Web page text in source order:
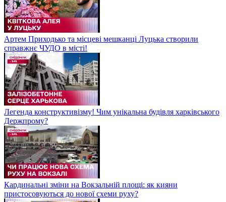
Артем Приходько та місцеві мешканці Луцька створили
справжнє ЧУДО в місті!
Легенда конструктивізму! Чим унікальна будівля харківського
Держпрому?
Кардинальні зміни на Вокзальній площі: як кияни
пристосовуються до нової схеми руху?